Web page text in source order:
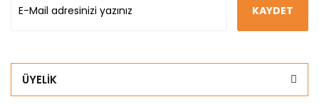
KAYDET
ÜYELİK